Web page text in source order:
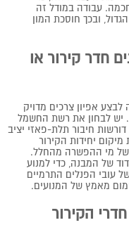
עבודה במודל זה
ובכך חוסכת המון
חדר קירור או
לבצע אפיון צרכים מדויק
יש לבחון את רשת החשמל
חיבור תלת-פאזי יציב
יחידות הקירור
של מי ההפשרה מהחלל.
של המבנה, כדי למנוע
עובי הפנלים התרמיים
מאמץ של המנועים.
הקירור